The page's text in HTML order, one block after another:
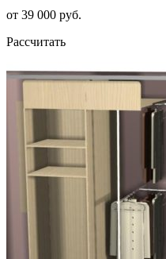
от 39 000 руб.
Рассчитать